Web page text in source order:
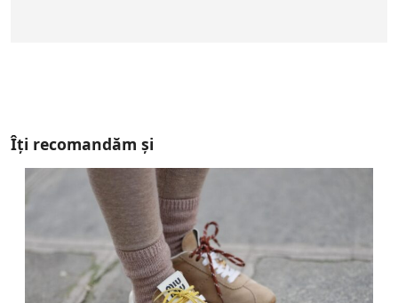
Îți recomandăm și